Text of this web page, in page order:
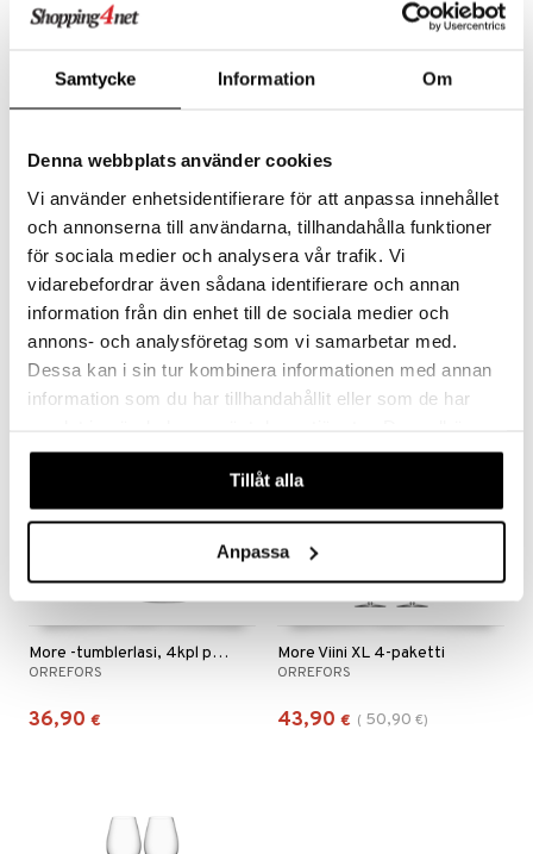
Samtycke Information Om
Denna webbplats använder cookies
Vi använder enhetsidentifierare för att anpassa innehållet
och annonserna till användarna, tillhandahålla funktioner
för sociala medier och analysera vår trafik. Vi
vidarebefordrar även sådana identifierare och annan
information från din enhet till de sociala medier och
annons- och analysföretag som vi samarbetar med.
Dessa kan i sin tur kombinera informationen med annan
information som du har tillhandahållit eller som de har
våra cookies vid fortsatt användande av vår webbplats.
Tillåt alla
Anpassa
More -samppanjalasi, 4kpl pakkaus
ORREFORS
43,99 €
More Spirits 4-pack
ORREFORS
49 €
More -tumblerlasi, 4kpl pakkaus
ORREFORS
36,90 €
More Viini XL 4-paketti
ORREFORS
43,90 € ( 50,90 €)
-14%